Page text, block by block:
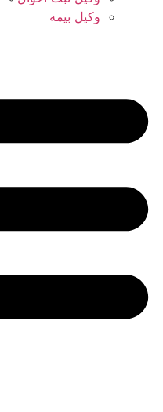
وکیل بیمه